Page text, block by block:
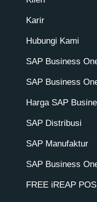
Karir
Hubungi Kami
SAP Business
SAP Business
Harga SAP
SAP Distribusi
SAP Manufaktur
SAP Business
FREE iREAP